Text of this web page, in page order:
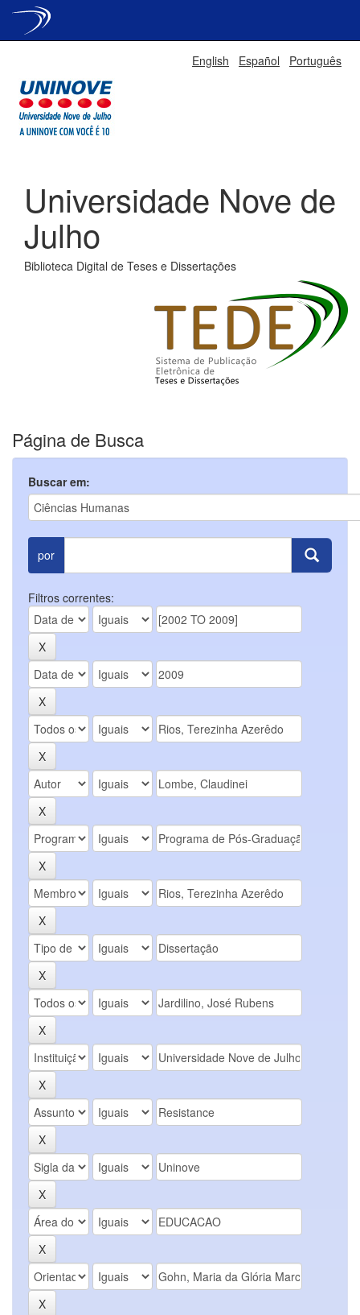
English Español Português
Universidade Nove de
Julho
Biblioteca Digital de Teses e Dissertações
Página de Busca
Buscar em:
por
Filtros correntes: